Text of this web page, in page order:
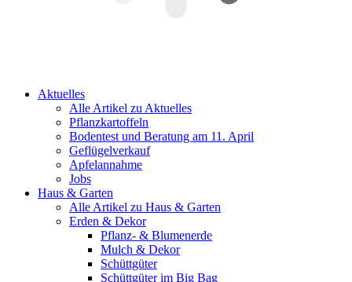
Aktuelles
Alle Artikel zu Aktuelles
Pflanzkartoffeln
Bodentest und Beratung am 11. April
Geflügelverkauf
Apfelannahme
Jobs
Haus & Garten
Alle Artikel zu Haus & Garten
Erden & Dekor
Pflanz- & Blumenerde
Mulch & Dekor
Schüttgüter
Schüttgüter im Big Bag